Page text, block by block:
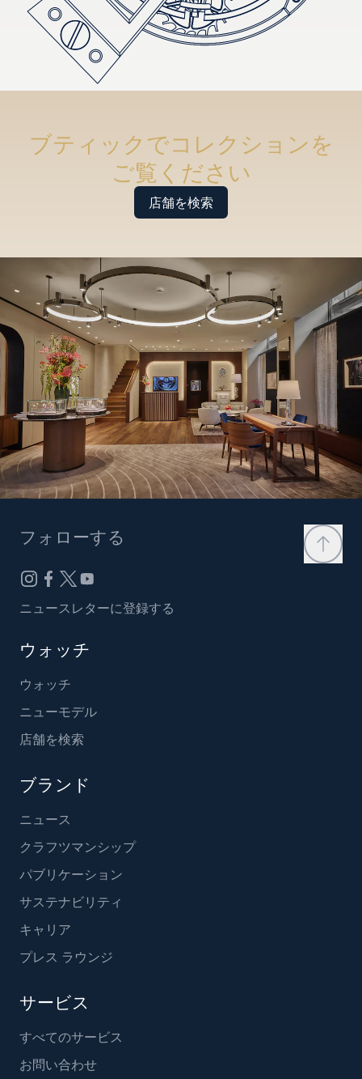
ブティックでコレクションを
ご覧ください
店舗を検索
フォローする
ニュースレターに登録する
ウォッチ
ウォッチ
ニューモデル
店舗を検索
ブランド
ニュース
クラフツマンシップ
パブリケーション
サステナビリティ
キャリア
プレス ラウンジ
サービス
すべてのサービス
お問い合わせ